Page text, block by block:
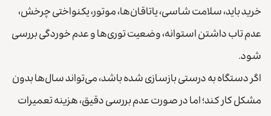
خرید باید، سلامت شاسی، یاتاقان‌ها، موتور، یکنواختی چرخش،
عدم تاب داشتن استوانه، وضعیت توری‌ها و عدم خوردگی بررسی
شود.
اگر دستگاه به درستی بازسازی شده باشد، می‌تواند سال‌ها بدون
مشکل کار کند؛ اما در صورت عدم بررسی دقیق، هزینه تعمیرات